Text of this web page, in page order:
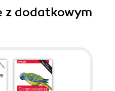
z dodatkowym